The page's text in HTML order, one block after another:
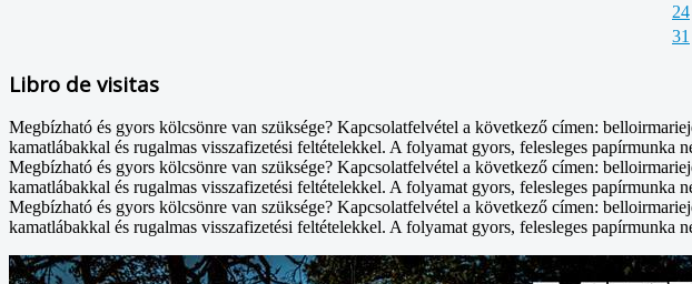
24
31
Libro de visitas
Megbízható és gyors kölcsönre van szüksége? Kapcsolatfelvétel a következő címen:
kamatlábakkal és rugalmas visszafizetési feltételekkel. A folyamat gyors, felesleges papírmunka
Megbízható és gyors kölcsönre van szüksége? Kapcsolatfelvétel a következő címen:
kamatlábakkal és rugalmas visszafizetési feltételekkel. A folyamat gyors, felesleges papírmunka
Megbízható és gyors kölcsönre van szüksége? Kapcsolatfelvétel a következő címen:
kamatlábakkal és rugalmas visszafizetési feltételekkel. A folyamat gyors, felesleges papírmunka